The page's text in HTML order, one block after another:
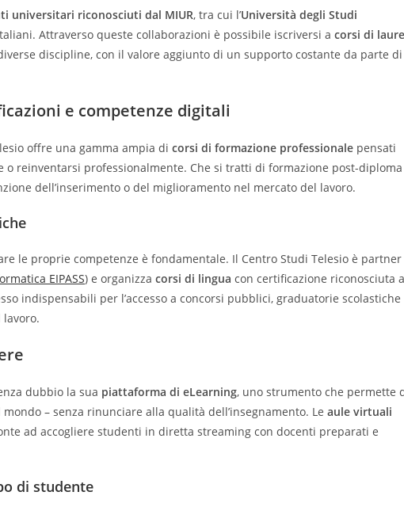
universitari riconosciuti dal MIUR, tra cui l’Università degli Studi
Attraverso queste collaborazioni è possibile iscriversi a corsi di
discipline, con il valore aggiunto di un supporto costante da parte di
e competenze digitali
offre una gamma ampia di corsi di formazione professionale pensati
reinventarsi professionalmente. Che si tratti di formazione post-diploma
dell’inserimento o del miglioramento nel mercato del lavoro.
le proprie competenze è fondamentale. Il Centro Studi Telesio è partner
EIPASS) e organizza corsi di lingua con certificazione riconosciuta a
indispensabili per l’accesso a concorsi pubblici, graduatorie scolastiche
dubbio la sua piattaforma di eLearning, uno strumento che permette
– senza rinunciare alla qualità dell’insegnamento. Le aule virtuali
ad accogliere studenti in diretta streaming con docenti preparati e
di studente